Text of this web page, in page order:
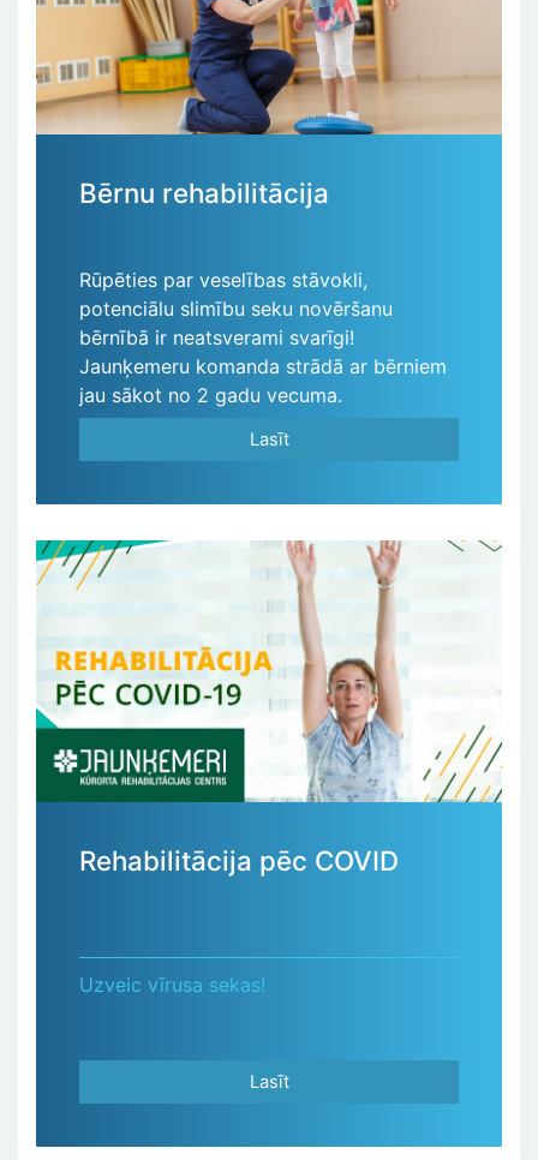
Bērnu rehabilitācija
Rūpēties par veselības stāvokli,
potenciālu slimību seku novēršanu
bērnībā ir neatsverami svarīgi!
Jaunķemeru komanda strādā ar bērniem
jau sākot no 2 gadu vecuma.
Lasīt
Rehabilitācija pēc COVID
Uzveic vīrusa sekas!
Lasīt